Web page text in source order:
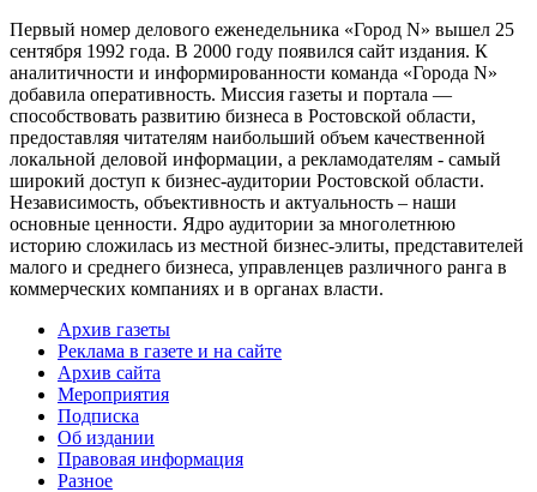
Первый номер делового еженедельника «Город N» вышел 25
сентября 1992 года. В 2000 году появился сайт издания. К
аналитичности и информированности команда «Города N»
добавила оперативность. Миссия газеты и портала —
способствовать развитию бизнеса в Ростовской области,
предоставляя читателям наибольший объем качественной
локальной деловой информации, а рекламодателям - самый
широкий доступ к бизнес-аудитории Ростовской области.
Независимость, объективность и актуальность – наши
основные ценности. Ядро аудитории за многолетнюю
историю сложилась из местной бизнес-элиты, представителей
малого и среднего бизнеса, управленцев различного ранга в
коммерческих компаниях и в органах власти.
Архив газеты
Реклама в газете и на сайте
Архив сайта
Мероприятия
Подписка
Об издании
Правовая информация
Разное